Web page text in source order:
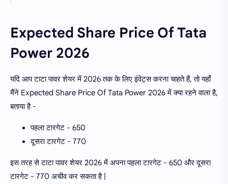
Expected Share Price Of Tata
Power 2026
यदि आप टाटा पावर शेयर में 2026 तक के लिए इंवेट्स करना चाहते हैं, तो यहाँ
मैंने Expected Share Price Of Tata Power 2026 में क्या रहने वाला है,
बताया है -
पहला टारगेट - 650
दूसरा टारगेट - 770
इस तरह से टाटा पावर शेयर 2026 में अपना पहला टारगेट - 650 और दूसरा
टारगेट - 770 अचीव कर सकता है |